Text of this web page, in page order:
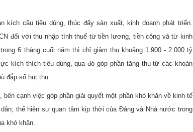
kích cầu tiêu dùng, thúc đẩy sản xuất, kinh doanh phát triển.
đối với thu nhập tính thuế từ tiền lương, tiền công và từ kinh
6 tháng cuối năm thì chỉ giảm thu khoảng 1.900 - 2.000 tỷ
kích thích tiêu dùng, qua đó góp phần tăng thu từ các khoản
đắp số hụt thu.
cạnh việc góp phần giải quyết một phần khó khăn về kinh tế
thể hiện sự quan tâm kịp thời của Đảng và Nhà nước trong
khó khăn.